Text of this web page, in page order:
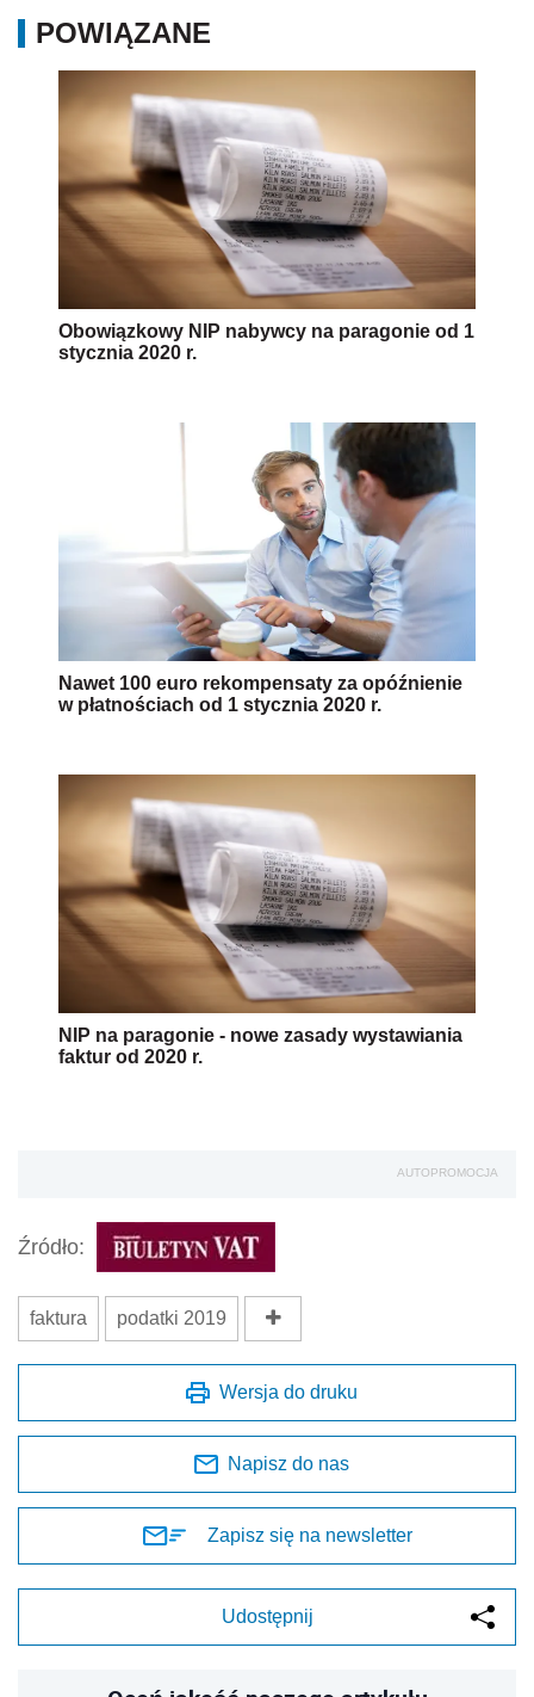
POWIĄZANE
Obowiązkowy NIP nabywcy na paragonie od 1
stycznia 2020 r.
Nawet 100 euro rekompensaty za opóźnienie
w płatnościach od 1 stycznia 2020 r.
NIP na paragonie - nowe zasady wystawiania
faktur od 2020 r.
AUTOPROMOCJA
Źródło:
faktura podatki 2019
Wersja do druku
Napisz do nas
Zapisz się na newsletter
Udostępnij